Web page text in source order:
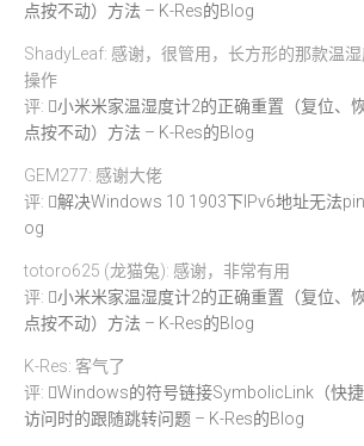
点按不动）方法 – K-Res的Blog
ShadyLeaf: 感谢，很管用，长方形的那款温
操作
评:
小米米家温湿度计2的正确重置（复位、
点按不动）方法 – K-Res的Blog
GEM277: 感谢大佬
评:
解决Windows 10 1903下IPv6地址无法
og
totoro625 (龙猫兔): 感谢，非常有用
评:
小米米家温湿度计2的正确重置（复位、
点按不动）方法 – K-Res的Blog
K-Res: 客气了
评:
Windows的符号链接SymbolicLink（快
访问时的跟随跳转问题 – K-Res的Blog